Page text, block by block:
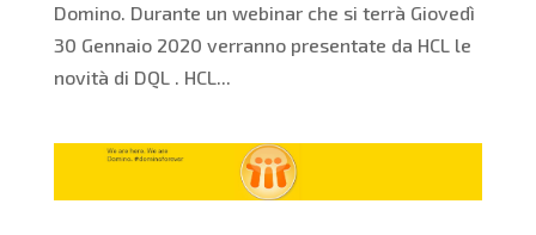
Domino. Durante un webinar che si terrà Giovedì
30 Gennaio 2020 verranno presentate da HCL le
novità di DQL . HCL...